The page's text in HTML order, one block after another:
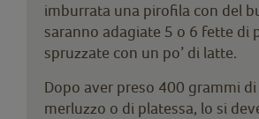
imburrata una pirofila con del
saranno adagiate 5 o 6 fette di
spruzzate con un po’ di latte.
Dopo aver preso 400 grammi
merluzzo o di platessa, lo si